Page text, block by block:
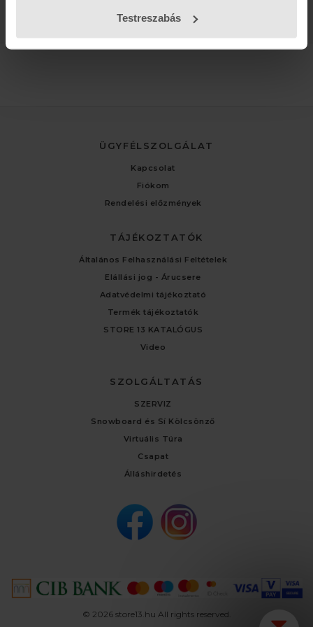
Testreszabás
ÜGYFÉLSZOLGÁLAT
Kapcsolat
Fiókom
Rendelési előzmények
TÁJÉKOZTATÓK
Általános Felhasználási Feltételek
Elállási jog - Árucsere
Adatvédelmi tájékoztató
Termék tájékoztatók
STORE 13 KATALÓGUS
Video
SZOLGÁLTATÁS
SZERVIZ
Snowboard és Sí Kölcsönző
Virtuális Túra
Csapat
Álláshirdetés
© 2026 store13.hu All rights reserved.